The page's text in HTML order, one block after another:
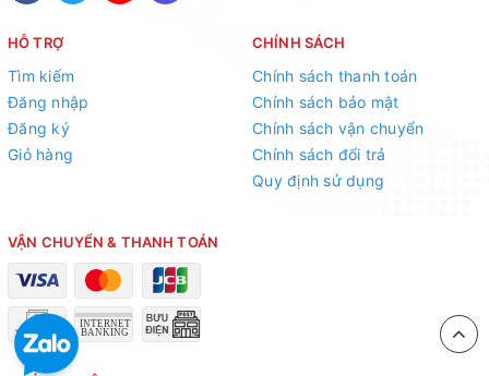
HỖ TRỢ
Tìm kiếm
Đăng nhập
Đăng ký
Giỏ hàng
CHÍNH SÁCH
Chính sách thanh toán
Chính sách bảo mật
Chính sách vận chuyển
Chính sách đổi trả
Quy định sử dụng
VẬN CHUYỂN & THANH TOÁN